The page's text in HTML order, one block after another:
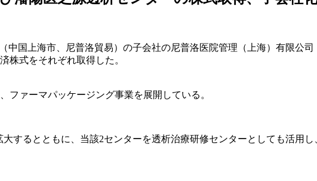
中国上海市、尼普洛貿易）の子会社の尼普洛医院管理（上海）有限公
株式をそれぞれ取得した。
ファーマパッケージング事業を展開している。
するとともに、当該2センターを透析治療研修センターとしても活用